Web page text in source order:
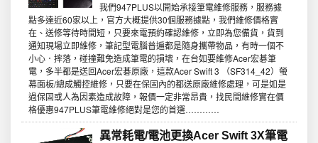
我們947PLUS以開始承接筆電維修服務，服務據
點多達近60家以上，官方大概提供30個服務據點，我們維修價格實
在、送修等待時間短，只要來電預約確認維修，立即為您備貨，貨到
通知現場立即維修，筆記型電腦普遍都是隨身攜帶物品，有時一個不
小心．摔落，碰撞難免造成筆電的損壞，在台如要維修Acer宏碁筆
電，多半都是送回Acer宏碁原廠，這款Acer Swift 3 （SF314_42）螢
幕面板/總成觸控維修，只要在保固內的都送原廠維修處理，可是如是
過保固或人為因素造成故障，報價一定非常昂貴，找民間維修實在價
格優惠947PLUS筆電維修絕對是您的首選…………
異常耗電/電池更換Acer Swift 3X筆電